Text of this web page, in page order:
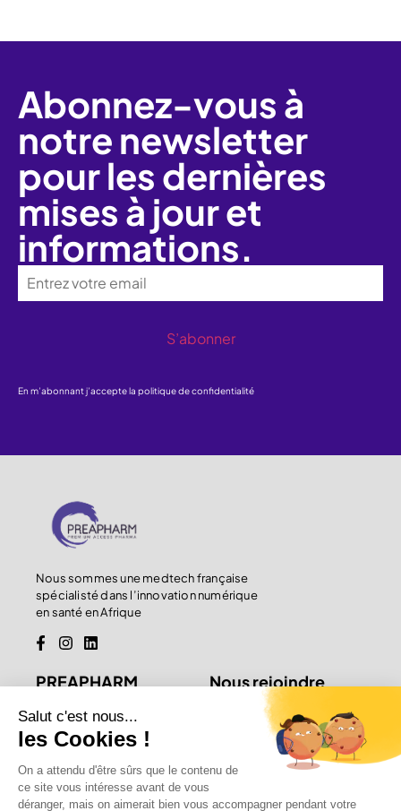
Abonnez-vous à
notre newsletter
pour les dernières
mises à jour et
informations.
S’abonner
En m’abonnant j’accepte la politique de confidentialité
Nous sommes une medtech française
spécialisté dans l’innovation numérique
en santé en Afrique
PREAPHARM
À propos
Blog
Contact
Nous rejoindre
Je suis médecin
Je suis patient
Je suis investisseur
Nos solutions